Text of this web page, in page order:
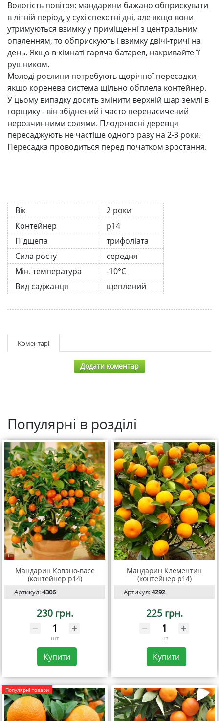
Вологість повітря: мандарини бажано обприскувати
в літній період, у сухі спекотні дні, але якщо вони
утримуються взимку у приміщенні з центральним
опаленням, то обприскують і взимку двічі-тричі на
день. Якщо в кімнаті гаряча батарея, накривайте її
рушником.
Молоді рослини потребують щорічної пересадки,
якщо коренева система щільно обплела контейнер.
У цьому випадку досить змінити верхній шар землі в
горщику - він збіднений і часто перенасичений
нерозчинними солями. Плодоносні деревця
пересаджують не частіше одного разу на 2-3 роки.
Пересадка проводиться перед початком зростання.
Вік
2 роки
Контейнер
р14
Підщепа
трифоліата
Сила росту
середня
Мін. температура
-10°C
Вид саджанця
щеплений
Коментарі
Додати коментар
Популярні в розділі
Мандарин Ковано-васе
(контейнер р14)
Артикул:4306
230 грн.
шт
Купити
Мандарин Клементин
(контейнер р14)
Артикул:4292
225 грн.
шт
Купити
Популярні товари